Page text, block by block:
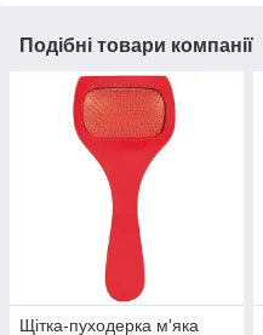
Подібні товари компанії
Щітка-пуходерка м'яка